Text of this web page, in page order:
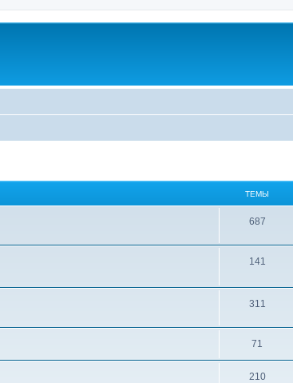
ТЕМЫ
687
141
311
71
210